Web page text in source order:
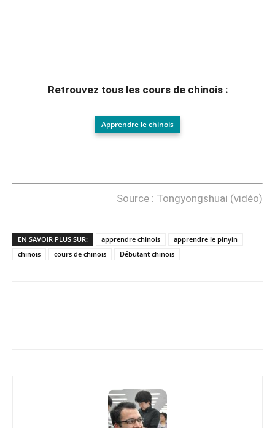
Retrouvez tous les cours de chinois :
Apprendre le chinois
Source : Tongyongshuai (vidéo)
EN SAVOIR PLUS SUR: apprendre chinois
apprendre le pinyin
chinois
cours de chinois Débutant chinois